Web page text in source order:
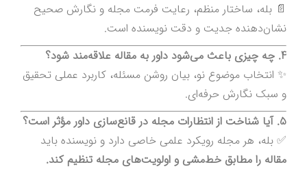
📄 بله، ساختار منظم، رعایت فرمت مجله و نگارش صحیح
نشان‌دهنده جدیت و دقت نویسنده است.
4. چه چیزی باعث می‌شود داور به مقاله علاقه‌مند شود؟
✨ انتخاب موضوع نو، بیان روشن مسئله، کاربرد عملی تحقیق
و سبک نگارش حرفه‌ای.
5. آیا شناخت از انتظارات مجله در قانع‌سازی داور مؤثر است؟
✅ بله، هر مجله رویکرد علمی خاصی دارد و نویسنده باید
مقاله را مطابق خط‌مشی و اولویت‌های مجله تنظیم کند.